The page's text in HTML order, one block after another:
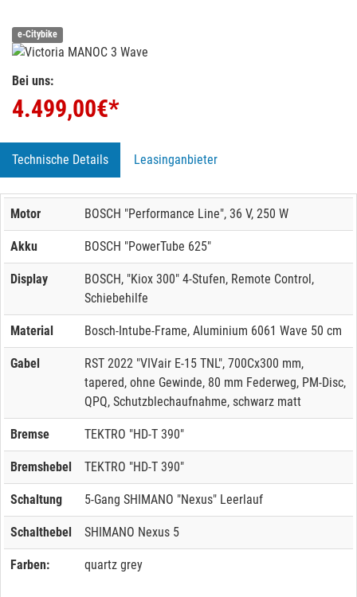
e-Citybike
Bei uns:
4.499,00€*
Technische Details Leasinganbieter
Motor BOSCH "Performance Line", 36 V, 250 W
Akku BOSCH "PowerTube 625"
Display
BOSCH, "Kiox 300" 4-Stufen, Remote Control,
Schiebehilfe
Material Bosch-Intube-Frame, Aluminium 6061 Wave 50 cm
Gabel
RST 2022 "VIVair E-15 TNL", 700Cx300 mm,
tapered, ohne Gewinde, 80 mm Federweg, PM-Disc,
QPQ, Schutzblechaufnahme, schwarz matt
Bremse TEKTRO "HD-T 390"
Bremshebel TEKTRO "HD-T 390"
Schaltung 5-Gang SHIMANO "Nexus" Leerlauf
Schalthebel SHIMANO Nexus 5
Farben: quartz grey